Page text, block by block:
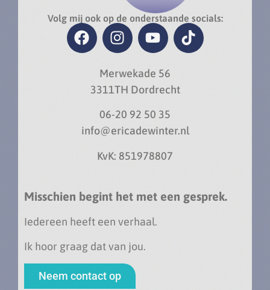
Volg mij ook op de onderstaande socials:
Merwekade 56
3311TH Dordrecht
06-20 92 50 35
info@ericadewinter.nl
KvK: 851978807
Misschien begint het met een gesprek.
Iedereen heeft een verhaal.
Ik hoor graag dat van jou.
Neem contact op